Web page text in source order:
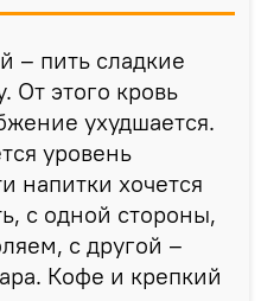
– пить сладкие
От этого кровь
ухудшается.
уровень
напитки хочется
с одной стороны,
с другой –
Кофе и крепкий